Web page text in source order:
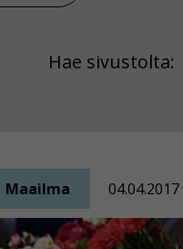
Hae sivustolta:
Maailma 04.04.2017